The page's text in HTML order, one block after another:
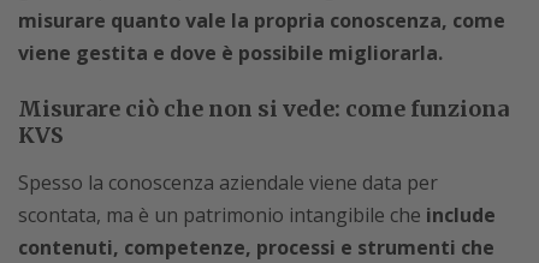
misurare quanto vale la propria conoscenza, come
viene gestita e dove è possibile migliorarla.
Misurare ciò che non si vede: come funziona
KVS
Spesso la conoscenza aziendale viene data per
scontata, ma è un patrimonio intangibile che include
contenuti, competenze, processi e strumenti che